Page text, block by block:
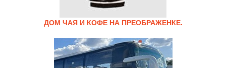
ДОМ ЧАЯ И КОФЕ НА ПРЕОБРАЖЕНКЕ.